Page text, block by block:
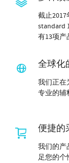
截止2017
standard
有13项产
全球化
我们正在
专业的辅
便捷的
我们的产
足您的个